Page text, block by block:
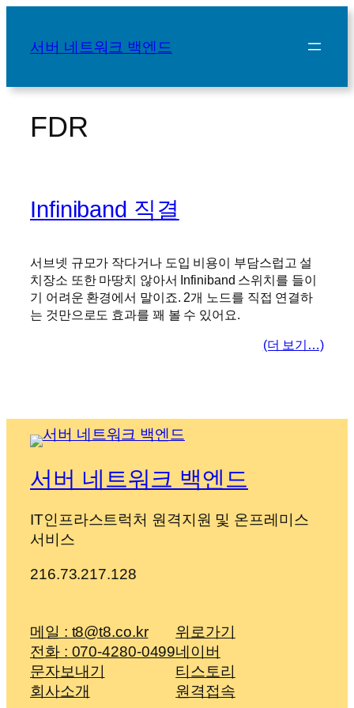
바
서버 네트워크 백엔드
FDR
Infiniband 직결
서브넷 규모가 작다거나 도입 비용이 부담스럽고 설
치장소 또한 마땅치 않아서 Infiniband 스위치를 들이
기 어려운 환경에서 말이죠. 2개 노드를 직접 연결하
는 것만으로도 효과를 꽤 볼 수 있어요.
(더 보기…)
서버 네트워크 백엔드
IT인프라스트럭처 원격지원 및 온프레미스
서비스
216.73.217.128
메일 : t8@t8.co.kr
전화 : 070-4280-0499
문자보내기
회사소개
위로가기
네이버
티스토리
원격접속